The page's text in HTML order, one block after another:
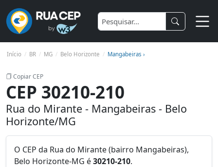
Início BR MG Belo Horizonte Mangabeiras ›
Copiar CEP
CEP 30210-210
Rua do Mirante - Mangabeiras - Belo
Horizonte/MG
O CEP da Rua do Mirante (bairro Mangabeiras),
Belo Horizonte-MG é30210-210.